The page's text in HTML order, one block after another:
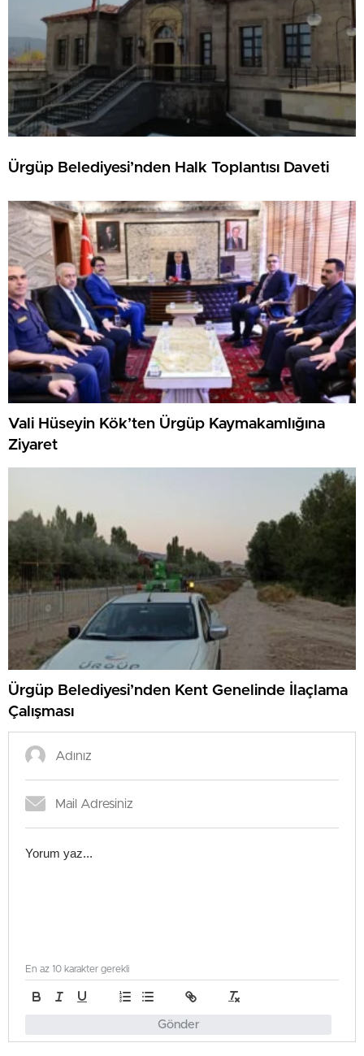
Ürgüp Belediyesi’nden Halk Toplantısı Daveti
Vali Hüseyin Kök’ten Ürgüp Kaymakamlığına
Ziyaret
Ürgüp Belediyesi’nden Kent Genelinde İlaçlama
Çalışması
Gönder
En az 10 karakter gerekli